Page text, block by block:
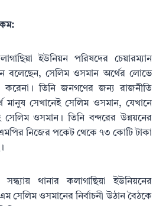
ইউনিয়ন পরিষদের চেয়ারম্যান
বলেছেন, সেলিম ওসমান অর্থের লোভে
তিনি জনগণের জন্য রাজনীতি
মানুষ সেখানেই সেলিম ওসমান, যেখানে
ওসমান। তিনি বন্দরের উন্নয়নের
নিজের পকেট থেকে ৭৩ কোটি টাকা
থানার কলাগাছিয়া ইউনিয়নের
সেলিম ওসমানের নির্বাচনী উঠান বৈঠকে